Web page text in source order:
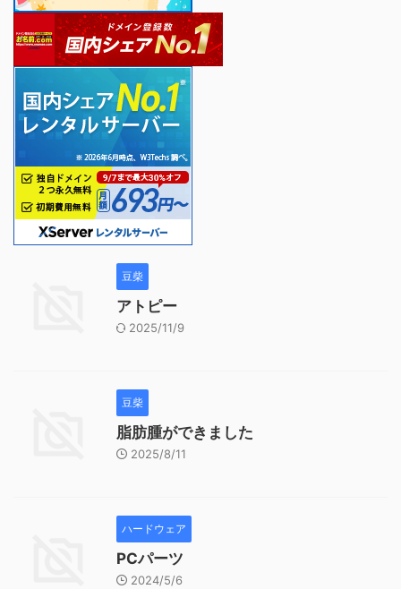
豆柴
アトピー
2025/11/9
豆柴
脂肪腫ができました
2025/8/11
ハードウェア
PCパーツ
2024/5/6